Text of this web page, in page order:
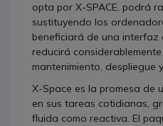
opta por X-SPACE, podrá
sustituyendo los
beneficiará de una interfaz
reducirá
mantenimiento, despliegue
X-Space es la promesa de
en sus tareas cotidianas,
fluida como reactiva. El